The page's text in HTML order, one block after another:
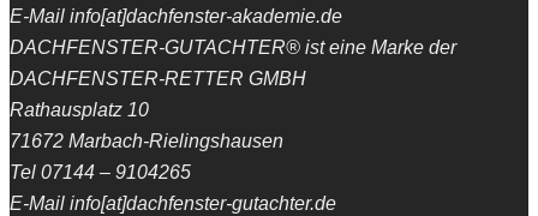
E-Mail info[at]dachfenster-akademie.de
DACHFENSTER-GUTACHTER® ist eine Marke der
DACHFENSTER-RETTER GMBH
Rathausplatz 10
71672 Marbach-Rielingshausen
Tel 07144 – 9104265
E-Mail info[at]dachfenster-gutachter.de